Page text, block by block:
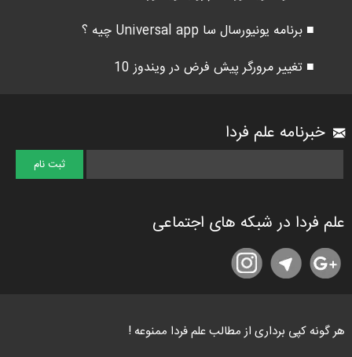
■ برنامه یونیورسال سا Universal app چیه ؟
■ تغییر مرورگر پیش فرض در ویندوز 10
خبرنامه علم فردا
علم فردا در شبکه های اجتماعی
هر گونه کپی برداری از مطالب علم فردا ممنوعه !